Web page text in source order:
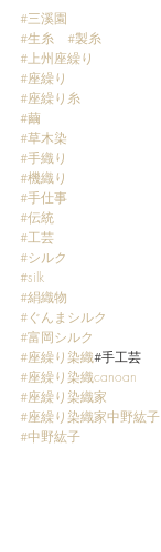
#三溪園
#生糸
#製糸
#上州座繰り
#座繰り
#座繰り糸
#繭
#草木染
#手織り
#機織り
#手仕事
#伝統
#工芸
#シルク
#silk
#絹織物
#ぐんまシルク
#富岡シルク
#座繰り染織#手工芸
#座繰り染織canoan
#座繰り染織家
#座繰り染織家中野紘子
#中野紘子